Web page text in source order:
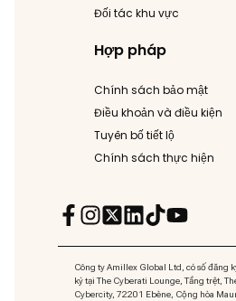
Đối tác khu vực
Hợp pháp
Chính sách bảo mật
Điều khoản và điều kiện
Tuyên bố tiết lộ
Chính sách thực hiện
Công ty Amillex Global Ltd, có số đăng
ký tại The Cyberati Lounge, Tầng trệt,
Cybercity, 72201 Ebène, Cộng hòa